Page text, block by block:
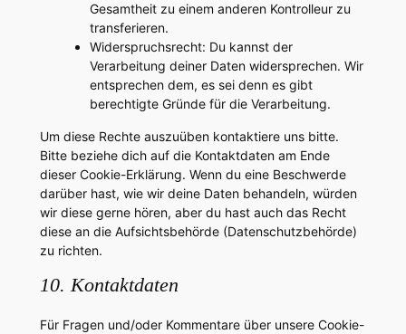
Gesamtheit zu einem anderen Kontrolleur zu
transferieren.
Widerspruchsrecht: Du kannst der
Verarbeitung deiner Daten widersprechen. Wir
entsprechen dem, es sei denn es gibt
berechtigte Gründe für die Verarbeitung.
Um diese Rechte auszuüben kontaktiere uns bitte.
Bitte beziehe dich auf die Kontaktdaten am Ende
dieser Cookie-Erklärung. Wenn du eine Beschwerde
darüber hast, wie wir deine Daten behandeln, würden
wir diese gerne hören, aber du hast auch das Recht
diese an die Aufsichtsbehörde (Datenschutzbehörde)
zu richten.
10. Kontaktdaten
Für Fragen und/oder Kommentare über unsere Cookie-